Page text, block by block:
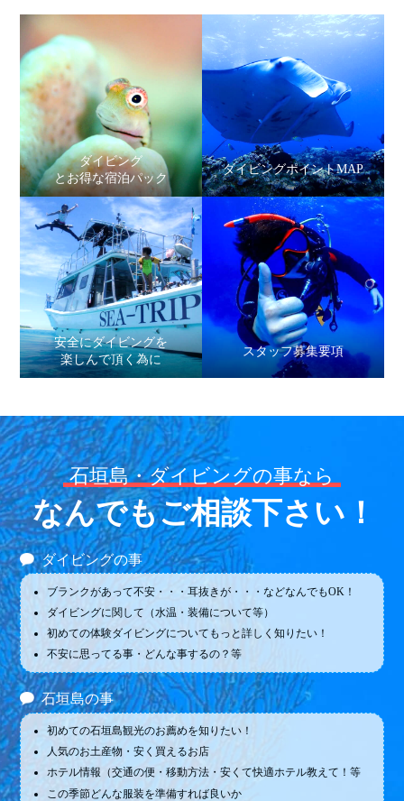
ダイビング
とお得な宿泊パック
ダイビングポイントMAP
安全にダイビングを
楽しんで頂く為に
スタッフ募集要項
石垣島・ダイビングの事なら
なんでもご相談下さい！
ダイビングの事
ブランクがあって不安・・・耳抜きが・・・などなんでもOK！
ダイビングに関して（水温・装備について等）
初めての体験ダイビングについてもっと詳しく知りたい！
不安に思ってる事・どんな事するの？等
石垣島の事
初めての石垣島観光のお薦めを知りたい！
人気のお土産物・安く買えるお店
ホテル情報（交通の便・移動方法・安くて快適ホテル教えて！等
この季節どんな服装を準備すれば良いか